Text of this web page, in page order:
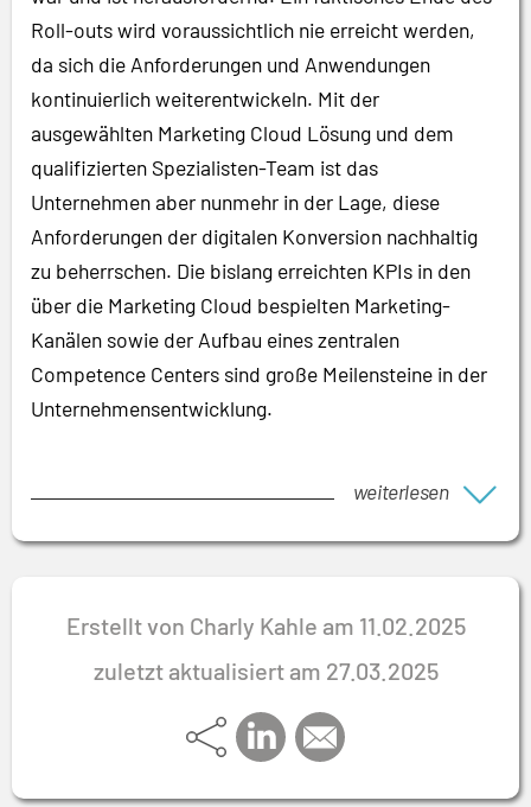
Roll-outs wird voraussichtlich nie erreicht werden,
da sich die Anforderungen und Anwendungen
kontinuierlich weiterentwickeln. Mit der
ausgewählten Marketing Cloud Lösung und dem
qualifizierten Spezialisten-Team ist das
Unternehmen aber nunmehr in der Lage, diese
Anforderungen der digitalen Konversion nachhaltig
zu beherrschen. Die bislang erreichten KPIs in den
über die Marketing Cloud bespielten Marketing-
Kanälen sowie der Aufbau eines zentralen
Competence Centers sind große Meilensteine in der
Unternehmensentwicklung.
weiterlesen
Erstellt von Charly Kahle am 11.02.2025
zuletzt aktualisiert am 27.03.2025